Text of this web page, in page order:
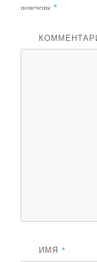
помечены *
ИМЯ *